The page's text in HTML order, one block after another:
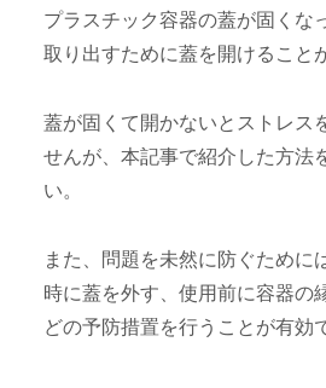
プラスチック容器の蓋が固くな
取り出すために蓋を開けること
蓋が固くて開かないとストレス
せんが、本記事で紹介した方法
い。
また、問題を未然に防ぐために
時に蓋を外す、使用前に容器の
どの予防措置を行うことが有効